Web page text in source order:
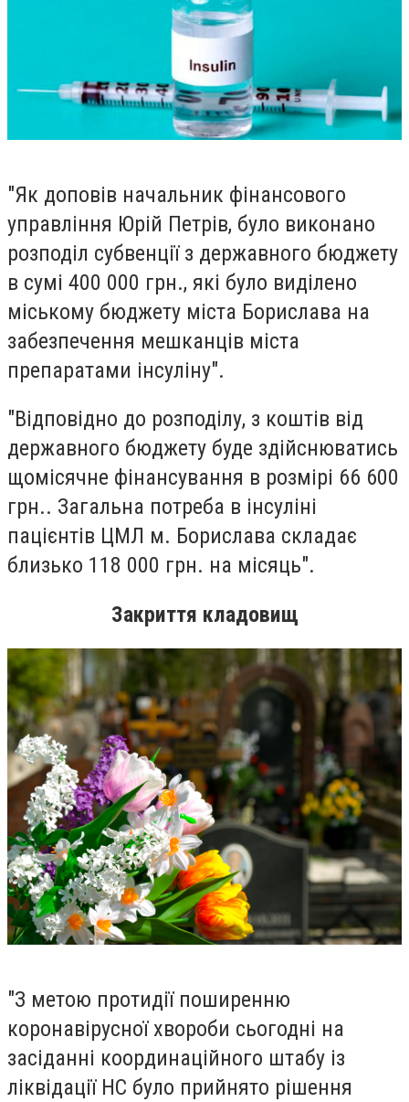
"Як доповів начальник фінансового
управління Юрій Петрів, було виконано
розподіл субвенції з державного бюджету
в сумі 400 000 грн., які було виділено
міському бюджету міста Борислава на
забезпечення мешканців міста
препаратами інсуліну".
"Відповідно до розподілу, з коштів від
державного бюджету буде здійснюватись
щомісячне фінансування в розмірі 66 600
грн.. Загальна потреба в інсуліні
пацієнтів ЦМЛ м. Борислава складає
близько 118 000 грн. на місяць".
Закриття кладовищ
"З метою протидії поширенню
коронавірусної хвороби сьогодні на
засіданні координаційного штабу із
ліквідації НС було прийнято рішення